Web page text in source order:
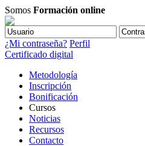
Somos Formación online
¿Mi contraseña? Perfil
Certificado digital
Metodología
Inscripción
Bonificación
Cursos
Noticias
Recursos
Contacto